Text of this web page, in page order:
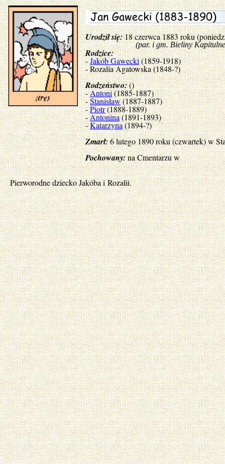
Urodził się:18 czerwca 1883 roku
(par. i gm. Bieliny Kapitulne,
Rodzice:
-Jakób Gawecki(1859-1918)
- Rozalia Agatowska (1848-?)
Rodzeństwo:()
-Antoni(1885-1887)
-Stanisław(1887-1887)
-Piotr(1888-1889)
-Antonina(1891-1893)
-Katarzyna(1894-?)
Zmarł:6 lutego 1890 roku (czwartek) w
Pochowany:na Cmentarzu w
Pierworodne dziecko Jakóba i Rozalii.